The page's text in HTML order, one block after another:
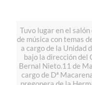
Tuvo lugar en el
de música con temas
a cargo de la Unidad
bajo la dirección del
Bernal Nieto.11 de
cargo de Dª